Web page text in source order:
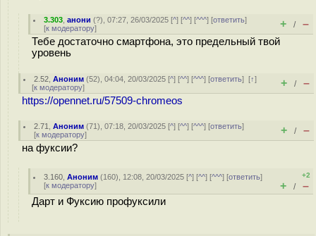
3.303 ,анони (?), 07:27, 26/03/2025 [^] [^^] [^^^] [ответить]
[к модератору] + / –
Тебе достаточно смартфона, это предельный твой
уровень
2.52 ,Аноним (52), 04:04, 20/03/2025 [^] [^^] [^^^] [ответить][↑]
[к модератору] + / –
https://opennet.ru/57509-chromeos
2.71 ,Аноним (71), 07:18, 20/03/2025 [^] [^^] [^^^] [ответить]
[к модератору] + / –
на фуксии?
3.160 ,Аноним (160), 12:08, 20/03/2025 [^] [^^] [^^^] [ответить]
[к модератору]
+2
+ / –
Дарт и Фуксию профуксили